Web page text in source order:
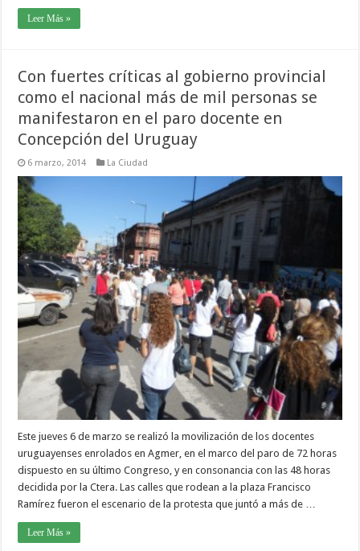
Leer Más »
Con fuertes críticas al gobierno provincial
como el nacional más de mil personas se
manifestaron en el paro docente en
Concepción del Uruguay
6 marzo, 2014 La Ciudad
Este jueves 6 de marzo se realizó la movilización de los docentes
uruguayenses enrolados en Agmer, en el marco del paro de 72 horas
dispuesto en su último Congreso, y en consonancia con las 48 horas
decidida por la Ctera. Las calles que rodean a la plaza Francisco
Ramírez fueron el escenario de la protesta que juntó a más de …
Leer Más »